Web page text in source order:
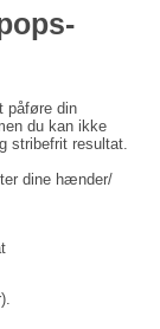
påføre din
du kan ikke
stribefrit resultat.
dine hænder/